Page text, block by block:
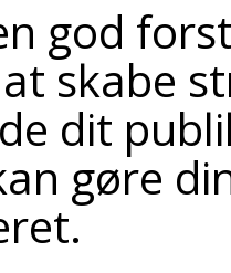
god
skabe
dit
gøre